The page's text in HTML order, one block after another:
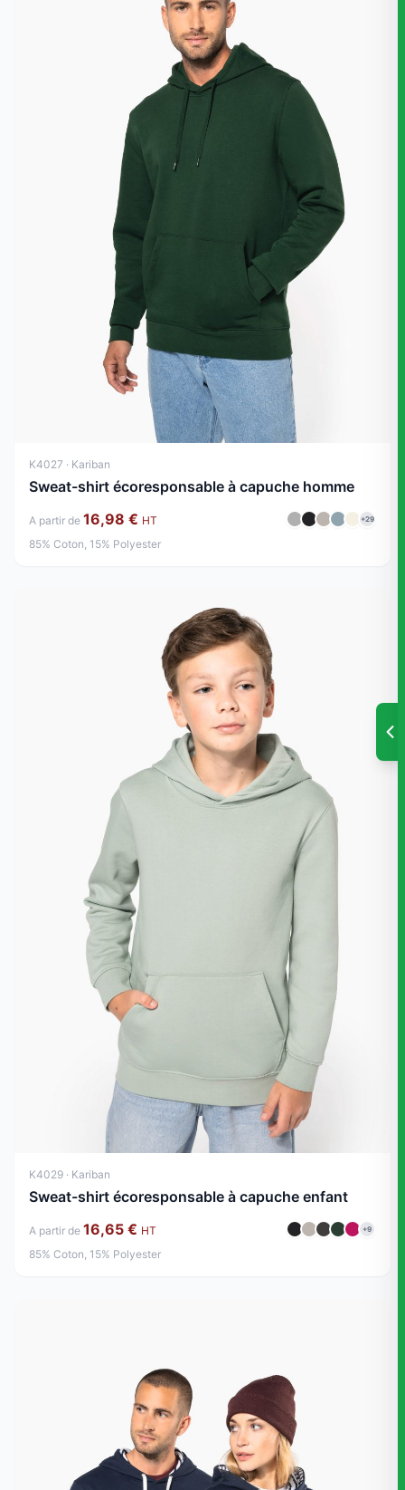
K4027 · Kariban
Sweat-shirt écoresponsable à capuche homme
A partir de 16,98 € HT +29
85% Coton, 15% Polyester
K4029 · Kariban
Sweat-shirt écoresponsable à capuche enfant
A partir de 16,65 € HT +9
85% Coton, 15% Polyester